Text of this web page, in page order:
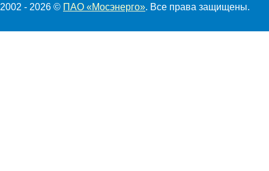
2002 - 2026 © ПАО «Мосэнерго». Все права защищены.